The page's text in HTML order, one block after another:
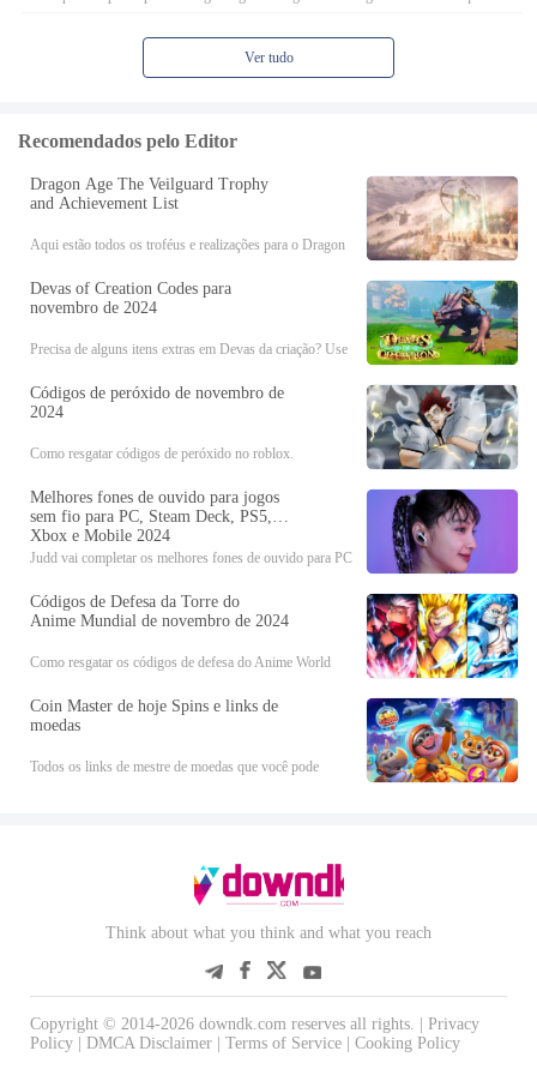
Ver tudo
Recomendados pelo Editor
Dragon Age The Veilguard Trophy
and Achievement List
Aqui estão todos os troféus e realizações para o Dragon
desbloqueio.
Devas of Creation Codes para
novembro de 2024
Precisa de alguns itens extras em Devas da criação? Use
Códigos de peróxido de novembro de
2024
Como resgatar códigos de peróxido no roblox.
Melhores fones de ouvido para jogos
sem fio para PC, Steam Deck, PS5,
Xbox e Mobile 2024
Judd vai completar os melhores fones de ouvido para PC
Códigos de Defesa da Torre do
Anime Mundial de novembro de 2024
Como resgatar os códigos de defesa do Anime World
Coin Master de hoje Spins e links de
moedas
Todos os links de mestre de moedas que você pode
Think about what you think and what you reach
Copyright © 2014-2026 downdk.com reserves all rights. | Privacy
Policy
DMCA Disclaimer Terms of Service Cooking Policy